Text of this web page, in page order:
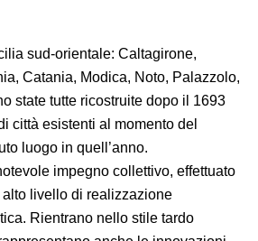
sud-orientale: Caltagirone,
Catania, Modica, Noto, Palazzolo,
state tutte ricostruite dopo il 1693
città esistenti al momento del
luogo in quell’anno.
impegno collettivo, effettuato
livello di realizzazione
Rientrano nello stile tardo